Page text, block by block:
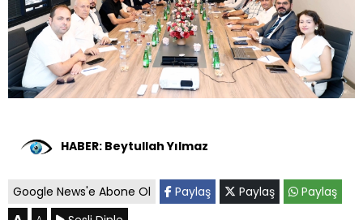
HABER: Beytullah Yılmaz
Google News'e Abone Ol Paylaş Paylaş Paylaş